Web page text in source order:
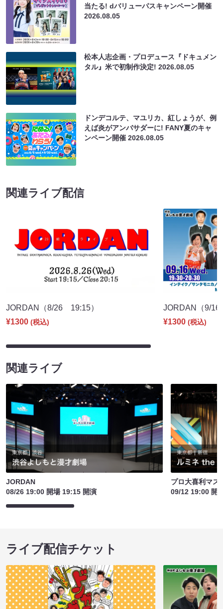
当たる! dバリューパスキャンペーン開催
2026.08.05
松本人志企画・プロデュース『ドキュメン
タル』米で初制作決定!2026.08.05
ドンデコルテ、マユリカ、紅しょうが、例
えば炎がアンバサダーに! FANY夏のキャ
ンペーン開催2026.08.05
関連ライブ配信
JORDAN（8/26 19:15）
¥1300 (税込)
JORDAN（9/
¥1300 (税込)
関連ライブ
JORDAN
08/26 19:00 開場 19:15 開演
プロ大喜利マス
09/12 19:00 開
ライブ配信チケット